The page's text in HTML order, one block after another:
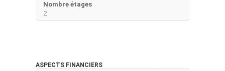
Nombre étages
2
ASPECTS FINANCIERS